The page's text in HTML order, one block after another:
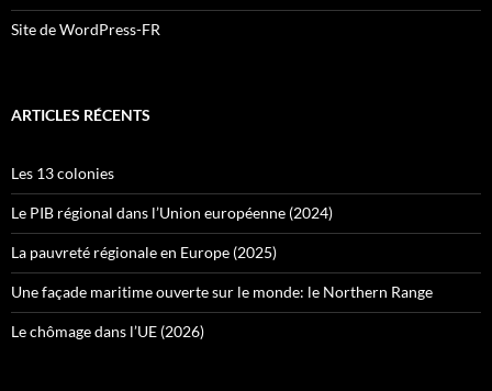
Site de WordPress-FR
ARTICLES RÉCENTS
Les 13 colonies
Le PIB régional dans l’Union européenne (2024)
La pauvreté régionale en Europe (2025)
Une façade maritime ouverte sur le monde: le Northern Range
Le chômage dans l’UE (2026)